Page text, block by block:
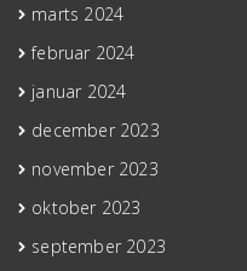
marts 2024
februar 2024
januar 2024
december 2023
november 2023
oktober 2023
september 2023